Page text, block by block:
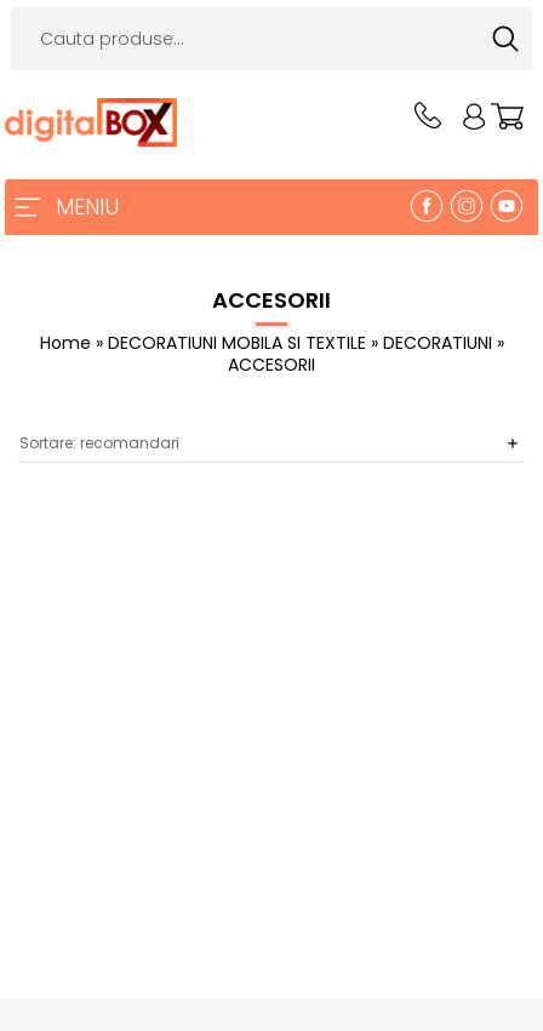
MENIU
ACCESORII
Home » DECORATIUNI MOBILA SI TEXTILE » DECORATIUNI »
ACCESORII